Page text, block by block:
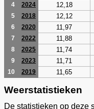
4 2024 12,18
5 2018 12,12
6 2020 11,97
7 2022 11,88
8 2025 11,74
9 2023 11,71
10 2019 11,65
Weerstatistieken
De statistieken op deze